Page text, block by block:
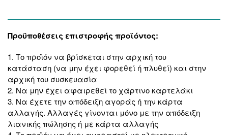
Προϋποθέσεις επιστροφής προϊόντος:
1. Το προϊόν να βρίσκεται στην αρχική του
κατάσταση (να μην έχει φορεθεί ή πλυθεί) και στην
αρχική του συσκευασία
2. Να μην έχει αφαιρεθεί το χάρτινο καρτελάκι
3. Να έχετε την απόδειξη αγοράς ή την κάρτα
αλλαγής. Αλλαγές γίνονται μόνο με την απόδειξη
λιανικής πώλησης ή με κάρτα αλλαγής